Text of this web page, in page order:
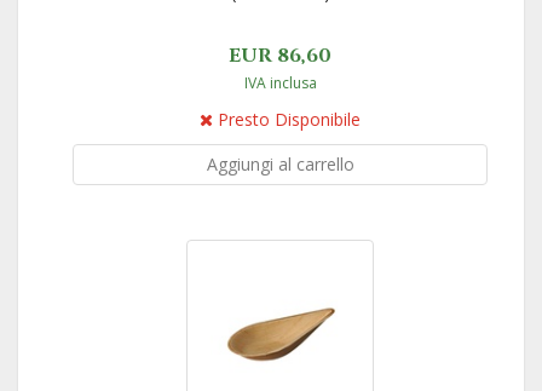
EUR 86,60
IVA inclusa
Presto Disponibile
Aggiungi al carrello